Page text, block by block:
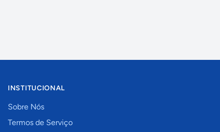
INSTITUCIONAL
Sobre Nós
Termos de Serviço